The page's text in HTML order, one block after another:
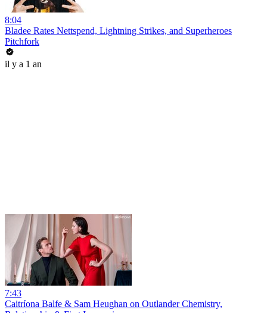
8:04
Bladee Rates Nettspend, Lightning Strikes, and Superheroes
Pitchfork
il y a 1 an
7:43
Caitríona Balfe & Sam Heughan on Outlander Chemistry,